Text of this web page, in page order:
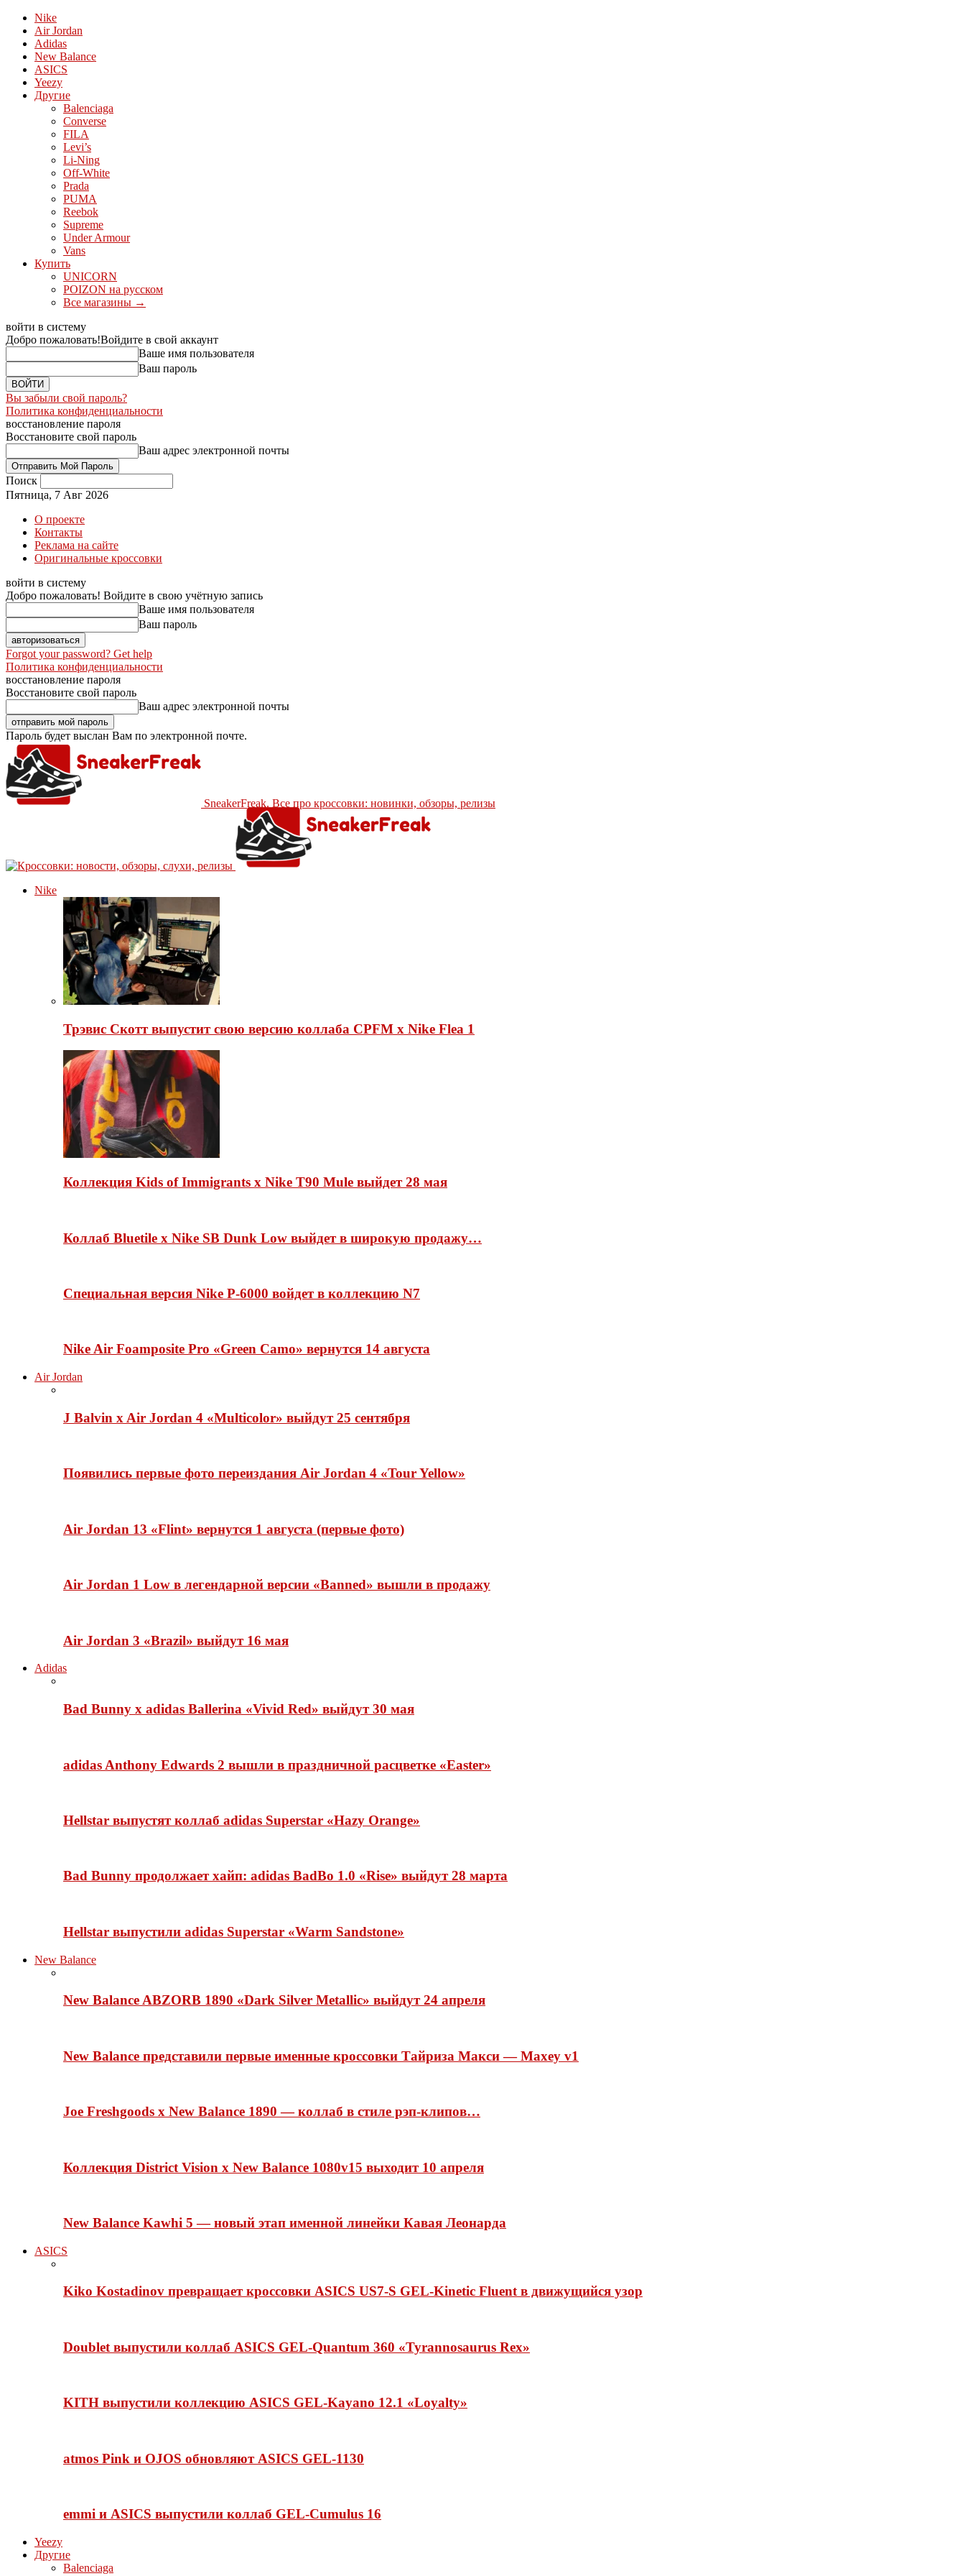
Nike
Air Jordan
Adidas
New Balance
ASICS
Yeezy
Другие
Balenciaga
Converse
FILA
Levi’s
Li-Ning
Off-White
Prada
PUMA
Reebok
Supreme
Under Armour
Vans
Купить
UNICORN
POIZON на русском
Все магазины →
войти в систему
Добро пожаловать!Войдите в свой аккаунт
Ваше имя пользователя
Ваш пароль
Вы забыли свой пароль?
Политика конфиденциальности
восстановление пароля
Восстановите свой пароль
Ваш адрес электронной почты
Поиск
Пятница, 7 Авг 2026
О проекте
Контакты
Реклама на сайте
Оригинальные кроссовки
войти в систему
Добро пожаловать! Войдите в свою учётную запись
Ваше имя пользователя
Ваш пароль
Forgot your password? Get help
Политика конфиденциальности
восстановление пароля
Восстановите свой пароль
Ваш адрес электронной почты
Пароль будет выслан Вам по электронной почте.
SneakerFreak. Все про кроссовки: новинки, обзоры, релизы
Nike
Трэвис Скотт выпустит свою версию коллаба CPFM x Nike Flea 1
Коллекция Kids of Immigrants x Nike T90 Mule выйдет 28 мая
Коллаб Bluetile x Nike SB Dunk Low выйдет в широкую продажу…
Специальная версия Nike P-6000 войдет в коллекцию N7
Nike Air Foamposite Pro «Green Camo» вернутся 14 августа
Air Jordan
J Balvin x Air Jordan 4 «Multicolor» выйдут 25 сентября
Появились первые фото переиздания Air Jordan 4 «Tour Yellow»
Air Jordan 13 «Flint» вернутся 1 августа (первые фото)
Air Jordan 1 Low в легендарной версии «Banned» вышли в продажу
Air Jordan 3 «Brazil» выйдут 16 мая
Adidas
Bad Bunny x adidas Ballerina «Vivid Red» выйдут 30 мая
adidas Anthony Edwards 2 вышли в праздничной расцветке «Easter»
Hellstar выпустят коллаб adidas Superstar «Hazy Orange»
Bad Bunny продолжает хайп: adidas BadBo 1.0 «Rise» выйдут 28 марта
Hellstar выпустили adidas Superstar «Warm Sandstone»
New Balance
New Balance ABZORB 1890 «Dark Silver Metallic» выйдут 24 апреля
New Balance представили первые именные кроссовки Тайриза Макси — Maxey v1
Joe Freshgoods x New Balance 1890 — коллаб в стиле рэп-клипов…
Коллекция District Vision x New Balance 1080v15 выходит 10 апреля
New Balance Kawhi 5 — новый этап именной линейки Кавая Леонарда
ASICS
Kiko Kostadinov превращает кроссовки ASICS US7-S GEL-Kinetic Fluent в движущийся узор
Doublet выпустили коллаб ASICS GEL-Quantum 360 «Tyrannosaurus Rex»
KITH выпустили коллекцию ASICS GEL-Kayano 12.1 «Loyalty»
atmos Pink и OJOS обновляют ASICS GEL-1130
emmi и ASICS выпустили коллаб GEL-Cumulus 16
Yeezy
Другие
Balenciaga